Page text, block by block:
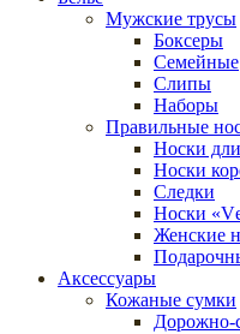
Мужские трусы
Боксеры
Семейные
Слипы
Наборы
Правильные
Носки
Носки
Следки
Носки
Женские
Аксессуары
Кожаные сумки
Дорожно-